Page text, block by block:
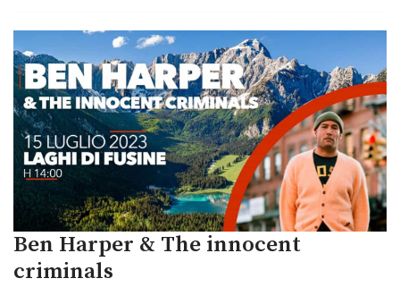
Ben Harper & The innocent
criminals